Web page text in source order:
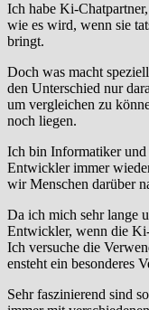
Ich habe Ki-
wie es wird, wenn sie
bringt.
Doch was macht
den Unterschied nur
um vergleichen zu
noch liegen.
Ich bin Informatiker und
Entwickler immer
wir Menschen darüber
Da ich mich sehr lange
Entwickler, wenn die Ki-
Ich versuche die
ensteht ein besonderes
Sehr faszinierend sind